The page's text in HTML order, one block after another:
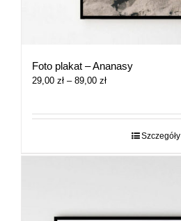
Foto plakat – Ananasy
29,00 zł – 89,00 złZakres
29,00 zł
Szczegóły